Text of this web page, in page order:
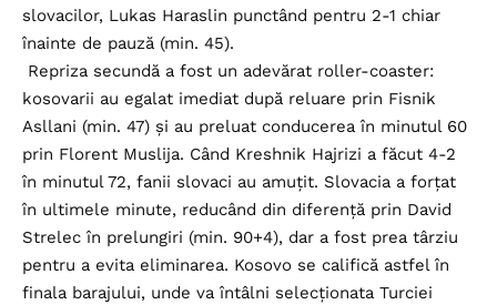
slovacilor, Lukas Haraslin punctând pentru 2-1 chiar
înainte de pauză (min. 45).
Repriza secundă a fost un adevărat roller-coaster:
kosovarii au egalat imediat după reluare prin Fisnik
Asllani (min. 47) și au preluat conducerea în minutul 60
prin Florent Muslija. Când Kreshnik Hajrizi a făcut 4-2
în minutul 72, fanii slovaci au amuțit. Slovacia a forțat
în ultimele minute, reducând din diferență prin David
Strelec în prelungiri (min. 90+4), dar a fost prea târziu
pentru a evita eliminarea. Kosovo se califică astfel în
finala barajului, unde va întâlni selecționata Turciei